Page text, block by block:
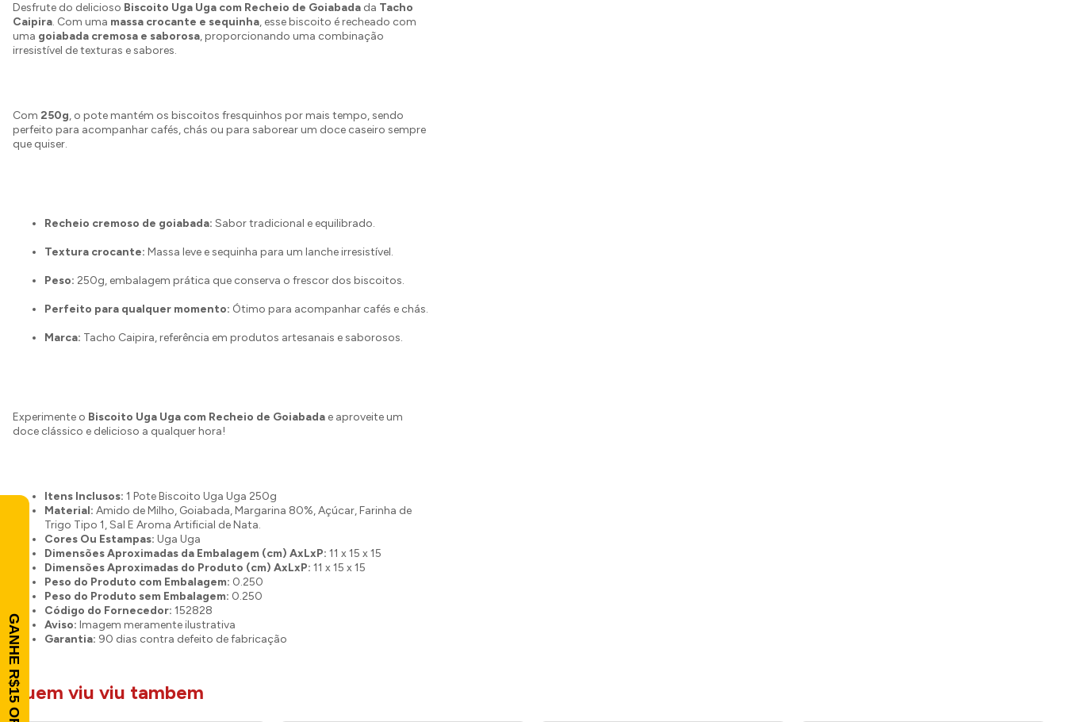
Desfrute do delicioso Biscoito Uga Uga com Recheio de Goiabada da Tacho
Caipira. Com uma massa crocante e sequinha, esse biscoito é recheado com
uma goiabada cremosa e saborosa, proporcionando uma combinação
irresistível de texturas e sabores.
Com 250g, o pote mantém os biscoitos fresquinhos por mais tempo, sendo
perfeito para acompanhar cafés, chás ou para saborear um doce caseiro sempre
que quiser.
Recheio cremoso de goiabada: Sabor tradicional e equilibrado.
Textura crocante: Massa leve e sequinha para um lanche irresistível.
Peso: 250g, embalagem prática que conserva o frescor dos biscoitos.
Perfeito para qualquer momento: Ótimo para acompanhar cafés e chás.
Marca: Tacho Caipira, referência em produtos artesanais e saborosos.
Experimente o Biscoito Uga Uga com Recheio de Goiabada e aproveite um
doce clássico e delicioso a qualquer hora!
Itens Inclusos: 1 Pote Biscoito Uga Uga 250g
Material: Amido de Milho, Goiabada, Margarina 80%, Açúcar, Farinha de
Trigo Tipo 1, Sal E Aroma Artificial de Nata.
Cores Ou Estampas: Uga Uga
Dimensões Aproximadas da Embalagem (cm) AxLxP: 11 x 15 x 15
Dimensões Aproximadas do Produto (cm) AxLxP: 11 x 15 x 15
Peso do Produto com Embalagem: 0.250
Peso do Produto sem Embalagem: 0.250
Código do Fornecedor: 152828
Aviso: Imagem meramente ilustrativa
Garantia: 90 dias contra defeito de fabricação
quem viu viu tambem